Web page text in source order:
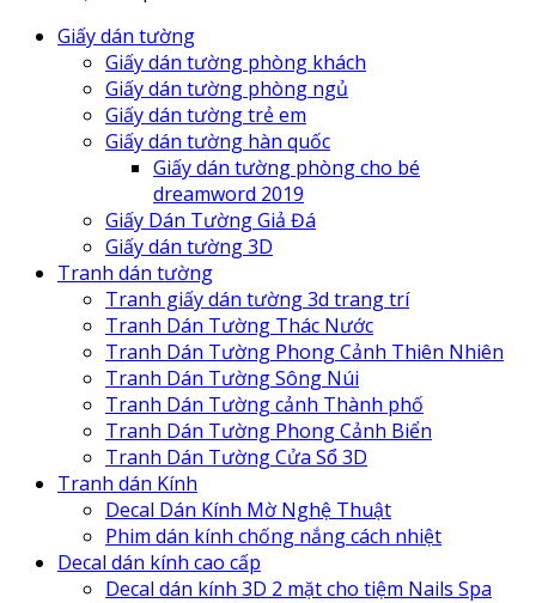
Giấy dán tường
Giấy dán tường phòng khách
Giấy dán tường phòng ngủ
Giấy dán tường trẻ em
Giấy dán tường hàn quốc
Giấy dán tường phòng cho bé
dreamword 2019
Giấy Dán Tường Giả Đá
Giấy dán tường 3D
Tranh dán tường
Tranh giấy dán tường 3d trang trí
Tranh Dán Tường Thác Nước
Tranh Dán Tường Phong Cảnh Thiên Nhiên
Tranh Dán Tường Sông Núi
Tranh Dán Tường cảnh Thành phố
Tranh Dán Tường Phong Cảnh Biển
Tranh Dán Tường Cửa Sổ 3D
Tranh dán Kính
Decal Dán Kính Mờ Nghệ Thuật
Phim dán kính chống nắng cách nhiệt
Decal dán kính cao cấp
Decal dán kính 3D 2 mặt cho tiệm Nails Spa